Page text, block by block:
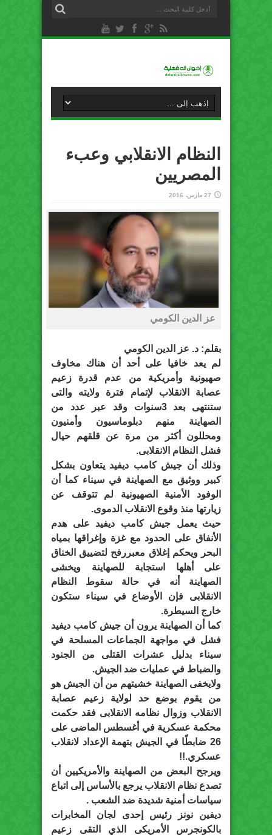
النظام الانقلابي وعبء
المصريين
27 مارس، 2016
عز الدين الكومي
بقلم: د. عز الدين الكومي
لم يعد خافيا على أحد أن هناك مخاوف
صهيونية وأمريكية من عدم قدرة زعيم
عصابة الانقلاب لإتمام فترة ولايته والتى
ستنتهى بعد 3سنوات وقد عبر عدد من
الصهاينة منهم دبلوماسيون وأمنيون
ومحللون أكثر من مرة عن قلقهم حيال
فشل النظام الانقلابى.
وذلك أن جيش كامب ديفيد يتعاون بشكل
كبير ووثيق مع الصهاينة في سيناء كما أن
الوفود الأمنية الصهيونية لم تتوقف عن
زيارتها منذ وقوع الانقلاب الدموى.
حيث يعمل جيش كامب ديفيد على هدم
الأنفاق على الحدود مع غزة وإغراقها بمياه
البحر ويحكم إغلاق معبررفح لتضييق الخناق
على أهلها استجابة للصهاينة ويخشى
الصهاينة أنه في حالة سقوط النظام
الانقلابى فإن الأوضاع في سيناء ستكون
خارج السيطرة.
كما أن الصهاينة يرون أن جيش كامب ديفيد
فشل في مواجهة الجماعات المسلحة في
سيناء بدليل عشرات القتلى من الجنود
والضباط في عمليات ضد الجيش.
ولايخفى الصهاينة خشيتهم من أن الجيش هو
من يقوم بوضع حد لولاية زعيم عصابة
الانقلاب وزوال نظامه الانقلابى فقد حكمت
محكمة عسكرية في أغسطس الماضى على
26 ضابطًا في الجيش بتهمة الإعداد لانقلاب
عسكري.!!
ويرجح البعض من الصهاينة والأمريكيين أن
تصدع نظام الانقلاب يرجع بالأساس إلى اتباع
سياسات أمنية شديدة ضد الشعب .
ديفين نونز رئيس إحدى لجان المخابرات
بالكونجرس الأمريكى الذي التقى زعيم